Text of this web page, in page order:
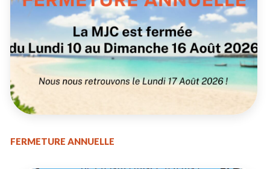
FERMETURE ANNUELLE